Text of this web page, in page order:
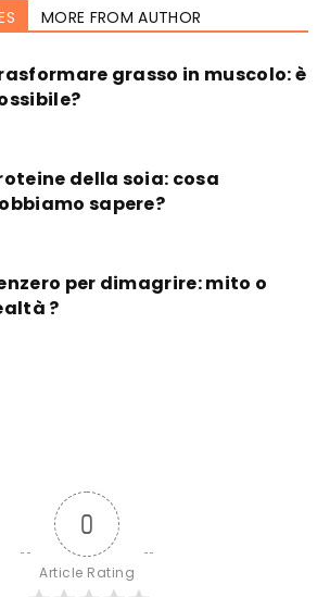
MORE FROM AUTHOR
grasso in muscolo: è
della soia: cosa
sapere?
per dimagrire: mito o
?
0
Article Rating